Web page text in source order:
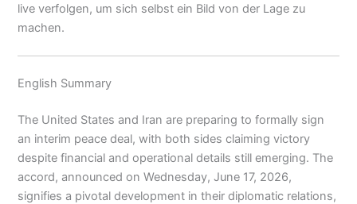
live verfolgen, um sich selbst ein Bild von der Lage zu
machen.
English Summary
The United States and Iran are preparing to formally sign
an interim peace deal, with both sides claiming victory
despite financial and operational details still emerging. The
accord, announced on Wednesday, June 17, 2026,
signifies a pivotal development in their diplomatic relations,